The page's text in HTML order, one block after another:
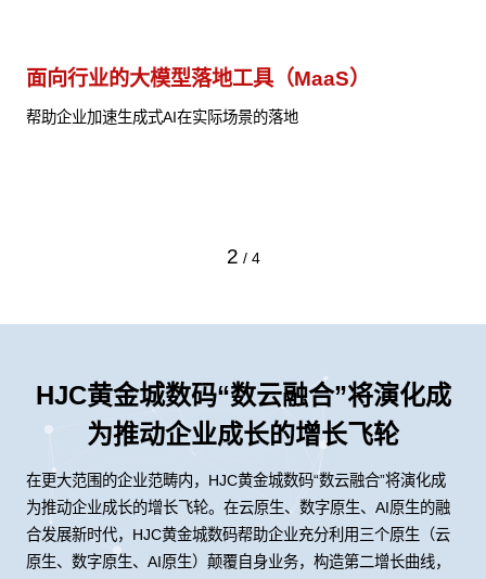
面向行业的大模型落地工具（MaaS）
帮助企业加速生成式AI在实际场景的落地
2 / 4
HJC黄金城数码“数云融合”将演化成
为推动企业成长的增长飞轮
在更大范围的企业范畴内，HJC黄金城数码“数云融合”将演化成
为推动企业成长的增长飞轮。在云原生、数字原生、AI原生的融
合发展新时代，HJC黄金城数码帮助企业充分利用三个原生（云
原生、数字原生、AI原生）颠覆自身业务，构造第二增长曲线，